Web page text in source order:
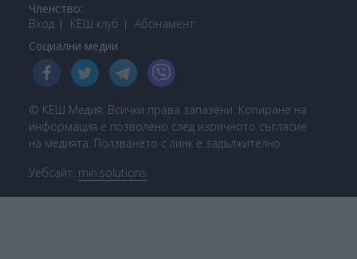
Членство:
Вход
КЕШ клуб Абонамент
Социални медии
© КЕШ Медия. Всички права запазени. Копиране на
информация е позволено след изричното съгласие
на медията. Ползването с линк е задължително.
Уебсайт: min.solutions